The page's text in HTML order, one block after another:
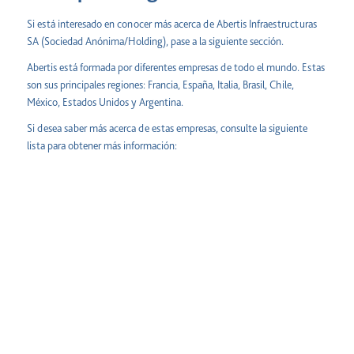
Si está interesado en conocer más acerca de Abertis Infraestructuras
SA (Sociedad Anónima/Holding), pase a la siguiente sección.
Abertis está formada por diferentes empresas de todo el mundo. Estas
son sus principales regiones: Francia, España, Italia, Brasil, Chile,
México, Estados Unidos y Argentina.
Si desea saber más acerca de estas empresas, consulte la siguiente
lista para obtener más información: